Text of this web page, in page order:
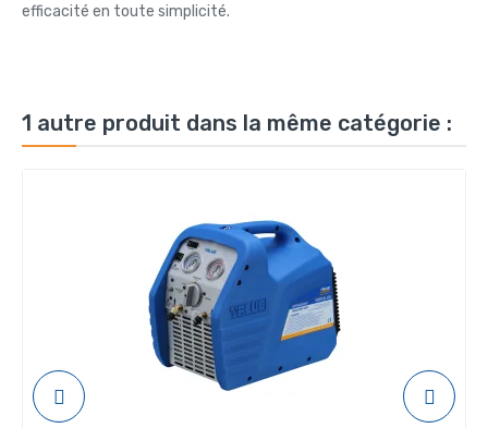
efficacité en toute simplicité.
1 autre produit dans la même catégorie :